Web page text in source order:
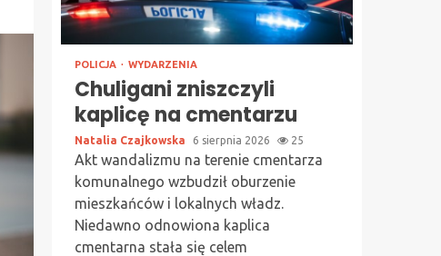
POLICJA WYDARZENIA
Chuligani zniszczyli
kaplicę na cmentarzu
Natalia Czajkowska 6 sierpnia 2026 25
Akt wandalizmu na terenie cmentarza
komunalnego wzbudził oburzenie
mieszkańców i lokalnych władz.
Niedawno odnowiona kaplica
cmentarna stała się celem